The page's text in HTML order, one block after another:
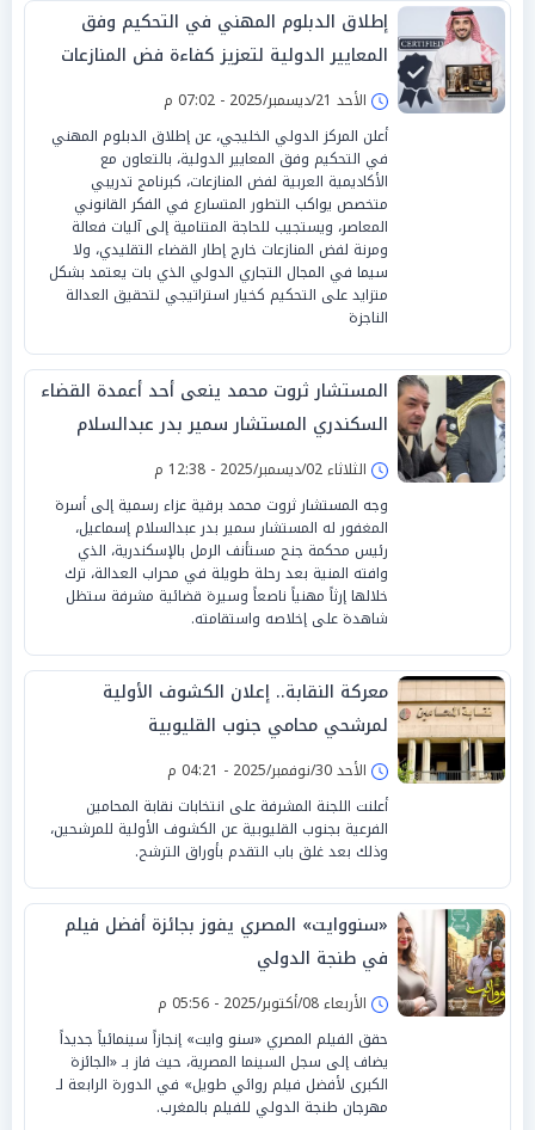
إطلاق الدبلوم المهني في التحكيم وفق
المعايير الدولية لتعزيز كفاءة فض المنازعات
التجارية
الأحد 21/ديسمبر/2025 - 07:02 م
أعلن المركز الدولي الخليجي، عن إطلاق الدبلوم المهني
في التحكيم وفق المعايير الدولية، بالتعاون مع
الأكاديمية العربية لفض المنازعات، كبرنامج تدريبي
متخصص يواكب التطور المتسارع في الفكر القانوني
المعاصر، ويستجيب للحاجة المتنامية إلى آليات فعالة
ومرنة لفض المنازعات خارج إطار القضاء التقليدي، ولا
سيما في المجال التجاري الدولي الذي بات يعتمد بشكل
متزايد على التحكيم كخيار استراتيجي لتحقيق العدالة
الناجزة
المستشار ثروت محمد ينعى أحد أعمدة القضاء
السكندري المستشار سمير بدر عبدالسلام
إسماعيل
الثلاثاء 02/ديسمبر/2025 - 12:38 م
وجه المستشار ثروت محمد برقية عزاء رسمية إلى أسرة
المغفور له المستشار سمير بدر عبدالسلام إسماعيل،
رئيس محكمة جنح مستأنف الرمل بالإسكندرية، الذي
وافته المنية بعد رحلة طويلة في محراب العدالة، ترك
خلالها إرثاً مهنياً ناصعاً وسيرة قضائية مشرفة ستظل
شاهدة على إخلاصه واستقامته.
معركة النقابة.. إعلان الكشوف الأولية
لمرشحي محامي جنوب القليوبية
الأحد 30/نوفمبر/2025 - 04:21 م
أعلنت اللجنة المشرفة على انتخابات نقابة المحامين
الفرعية بجنوب القليوبية عن الكشوف الأولية للمرشحين،
وذلك بعد غلق باب التقدم بأوراق الترشح.
«سنووايت» المصري يفوز بجائزة أفضل فيلم
في طنجة الدولي
الأربعاء 08/أكتوبر/2025 - 05:56 م
حقق الفيلم المصري «سنو وايت» إنجازاً سينمائياً جديداً
يضاف إلى سجل السينما المصرية، حيث فاز بـ «الجائزة
الكبرى لأفضل فيلم روائي طويل» في الدورة الرابعة لـ
مهرجان طنجة الدولي للفيلم بالمغرب.